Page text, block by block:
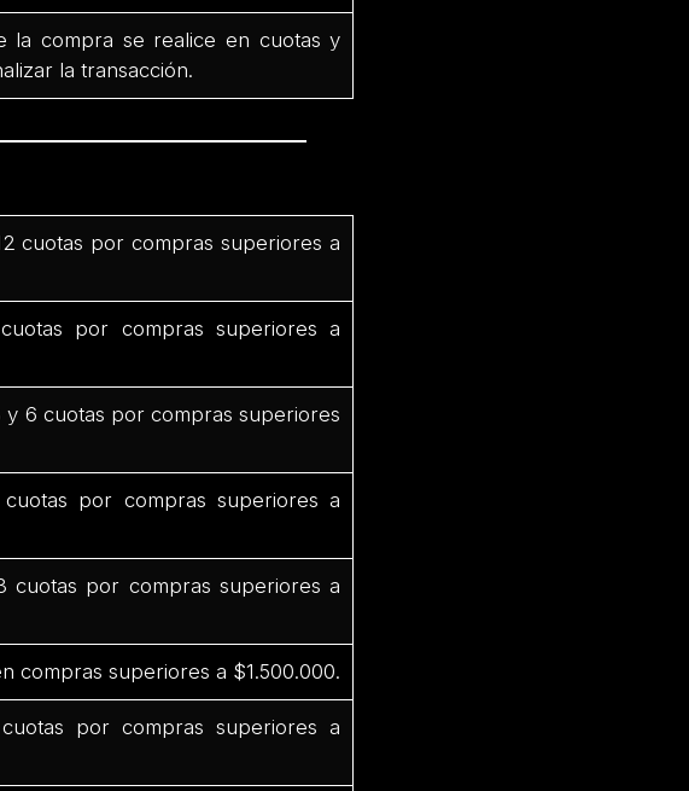
la compra se realice en cuotas y
la transacción.
cuotas por compras superiores a
por compras superiores a
6 cuotas por compras superiores
por compras superiores a
cuotas por compras superiores a
compras superiores a $1.500.000.
por compras superiores a